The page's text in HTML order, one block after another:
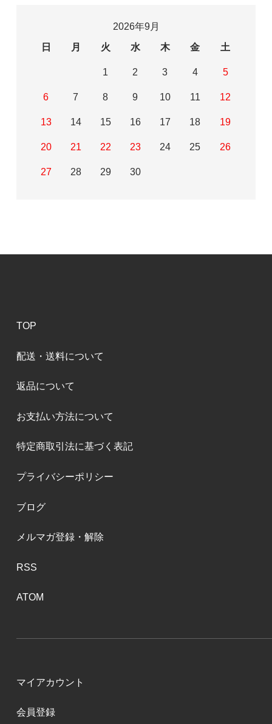
2026年9月
日
月 火 水 木 金 土
1 2 3 4 5
6 7 8 9 10 11 12
13 14 15 16 17 18 19
20 21 22 23 24 25 26
27 28 29 30
TOP
配送・送料について
返品について
お支払い方法について
特定商取引法に基づく表記
プライバシーポリシー
ブログ
メルマガ登録・解除
RSS
ATOM
マイアカウント
会員登録